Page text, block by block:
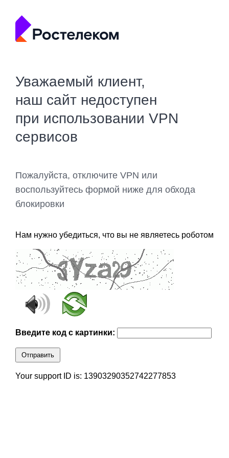
Уважаемый клиент,
наш сайт недоступен
при использовании VPN
сервисов
Пожалуйста, отключите VPN или
воспользуйтесь формой ниже для обхода
блокировки
Нам нужно убедиться, что вы не являетесь роботом
Введите код с картинки:
Отправить
Your support ID is: 13903290352742277853